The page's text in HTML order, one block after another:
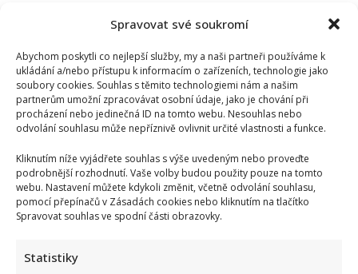
Spravovat své soukromí
Abychom poskytli co nejlepší služby, my a naši partneři používáme k
ukládání a/nebo přístupu k informacím o zařízeních, technologie jako
soubory cookies. Souhlas s těmito technologiemi nám a našim
partnerům umožní zpracovávat osobní údaje, jako je chování při
procházení nebo jedinečná ID na tomto webu. Nesouhlas nebo
odvolání souhlasu může nepříznivě ovlivnit určité vlastnosti a funkce.
Kliknutím níže vyjádřete souhlas s výše uvedeným nebo proveďte
podrobnější rozhodnutí. Vaše volby budou použity pouze na tomto
webu. Nastavení můžete kdykoli změnit, včetně odvolání souhlasu,
pomocí přepínačů v Zásadách cookies nebo kliknutím na tlačítko
Spravovat souhlas ve spodní části obrazovky.
Statistiky